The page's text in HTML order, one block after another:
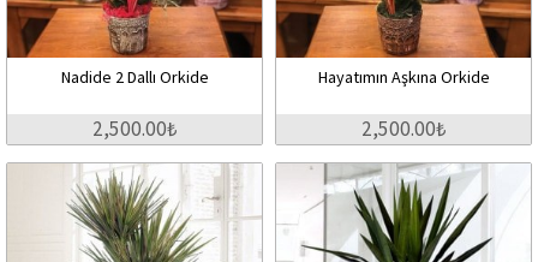
Nadide 2 Dallı Orkide
2,500.00₺
Hayatımın Aşkına Orkide
2,500.00₺